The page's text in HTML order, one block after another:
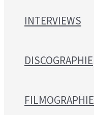
INTERVIEWS
DISCOGRAPHIE
FILMOGRAPHIE